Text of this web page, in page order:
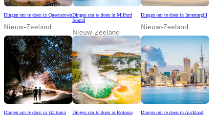
Dingen om te doen in Queenstown
Nieuw-Zeeland
Dingen om te doen in Milford
Sound
Nieuw-Zeeland
Dingen om te doen in Invercargill
Nieuw-Zeeland
Dingen om te doen in Waitomo Dingen om te doen in Rotorua Dingen om te doen in Auckland